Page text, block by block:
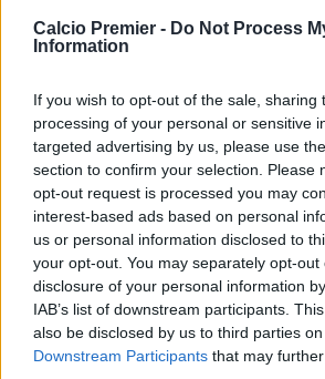
Calcio Premier - Do Not Process
Information
If you wish to opt-out of the sale, sharing
processing of your personal or sensitive
targeted advertising by us, please use
section to confirm your selection. Please
opt-out request is processed you may
interest-based ads based on personal
us or personal information disclosed to
your opt-out. You may separately opt-
disclosure of your personal information
IAB’s list of downstream participants.
also be disclosed by us to third parties
Downstream Participants that may
Visualizza questo post su Instagram
Un post condiviso da Leeds United